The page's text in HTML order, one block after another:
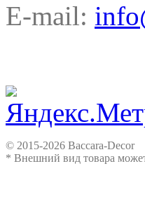
E-mail:
© 2015-2026 Baccara-Decor
* Внешний вид товара